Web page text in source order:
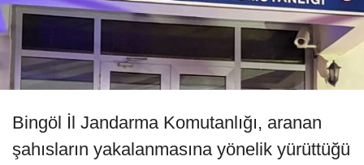
Bingöl İl Jandarma Komutanlığı, aranan
şahısların yakalanmasına yönelik yürüttüğü